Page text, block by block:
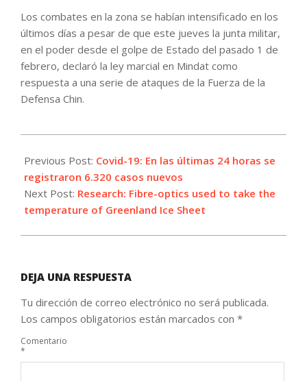
Los combates en la zona se habían intensificado en los
últimos días a pesar de que este jueves la junta militar,
en el poder desde el golpe de Estado del pasado 1 de
febrero, declaró la ley marcial en Mindat como
respuesta a una serie de ataques de la Fuerza de la
Defensa Chin.
05-
16
Previous Post: Covid-19: En las últimas 24 horas se
registraron 6.320 casos nuevos
Next Post: Research: Fibre-optics used to take the
temperature of Greenland Ice Sheet
DEJA UNA RESPUESTA
Tu dirección de correo electrónico no será publicada.
Los campos obligatorios están marcados con *
Comentario
*